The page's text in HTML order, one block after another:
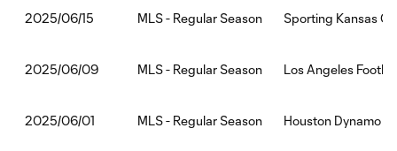
2025/06/15 MLS - Regular Season Sporting Kansas
2025/06/09 MLS - Regular Season Los Angeles
2025/06/01 MLS - Regular Season Houston Dynamo